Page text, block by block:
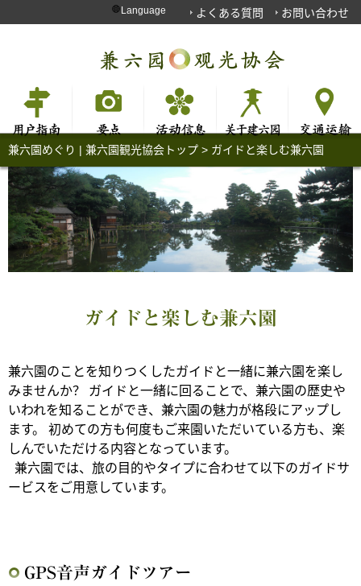
Language よくある質問 お問い合わせ
兼六園めぐり | 兼六園観光協会トップ > ガイドと楽しむ兼六園
ガイドと楽しむ兼六園
兼六園のことを知りつくしたガイドと一緒に兼六園を楽し
みませんか？ ガイドと一緒に回ることで、兼六園の歴史や
いわれを知ることができ、兼六園の魅力が格段にアップし
ます。 初めての方も何度もご来園いただいている方も、楽
しんでいただける内容となっています。
兼六園では、旅の目的やタイプに合わせて以下のガイドサ
ービスをご用意しています。
GPS音声ガイドツアー